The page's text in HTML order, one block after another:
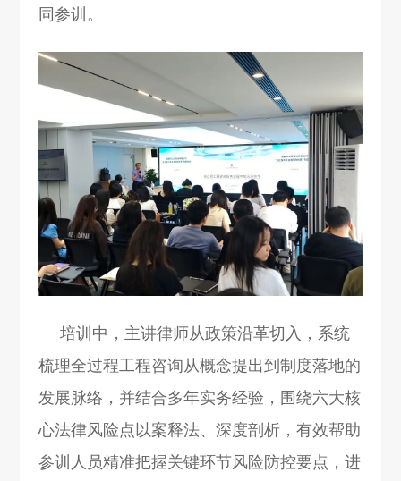
同参训。
培训中，主讲律师从政策沿革切入，系统
梳理全过程工程咨询从概念提出到制度落地的
发展脉络，并结合多年实务经验，围绕六大核
心法律风险点以案释法、深度剖析，有效帮助
参训人员精准把握关键环节风险防控要点，进